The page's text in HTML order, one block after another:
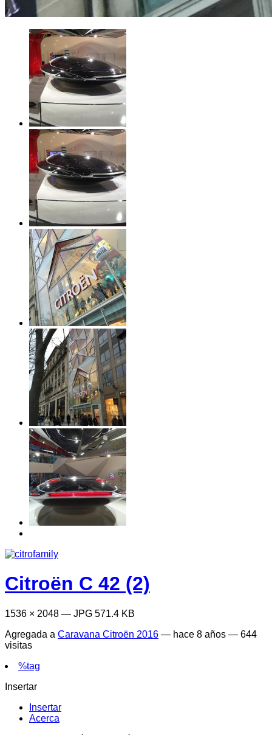
Citroën C 42 (2)
1536 × 2048 — JPG 571.4 KB
Agregada a Caravana Citroën 2016 — hace 8 años — 644
visitas
%tag
Insertar
Insertar
Acerca